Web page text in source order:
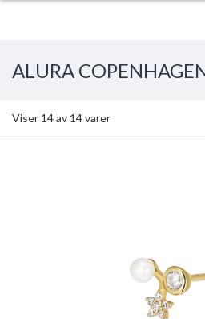
ALURA
Viser 14av 14varer